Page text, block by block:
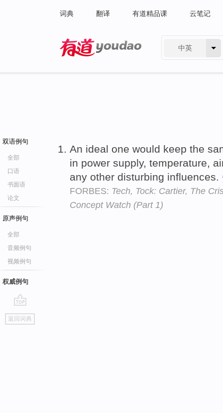
词典 翻译 有道精品课 云笔记
中英
双语例句
全部
口语
书面语
论文
原声例句
全部
音频例句
视频例句
权威例句
go
top
返回词典
An ideal one would keep the
in power supply, temperature,
any other disturbing influences.
FORBES: Tech, Tock: Cartier, The
Concept Watch (Part 1)